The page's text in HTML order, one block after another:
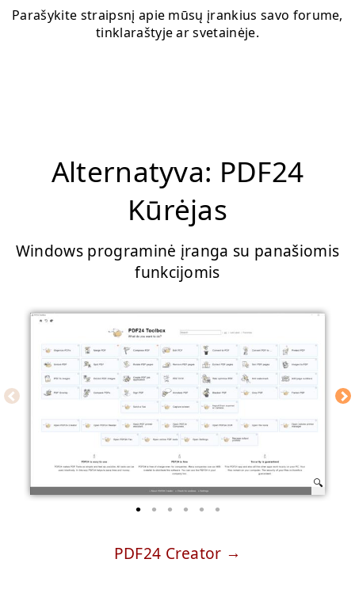
Parašykite straipsnį apie mūsų įrankius savo forume,
tinklaraštyje ar svetainėje.
Alternatyva: PDF24
Kūrėjas
Windows programinė įranga su panašiomis
funkcijomis
PDF24 Creator